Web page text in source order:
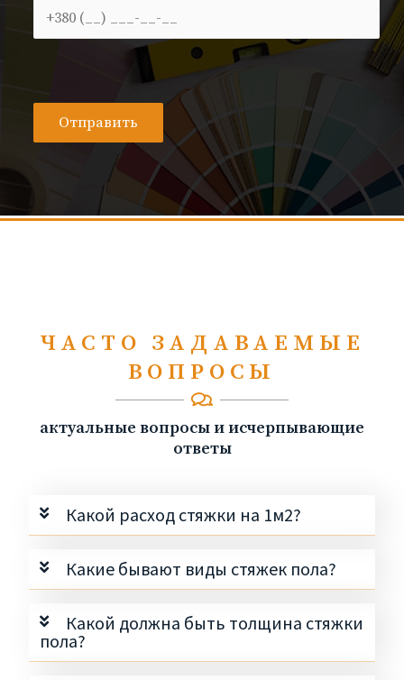
ЧАСТО ЗАДАВАЕМЫЕ
ВОПРОСЫ
актуальные вопросы и исчерпывающие
ответы
Какой расход стяжки на 1м2?
Какие бывают виды стяжек пола?
Какой должна быть толщина стяжки
пола?